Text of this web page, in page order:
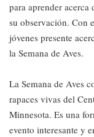
para aprender acerca
su observación. Con
jóvenes presente
la Semana de Aves.
La Semana de Aves
rapaces vivas del
Minnesota. Es una
evento interesante y